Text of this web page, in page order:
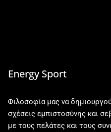
Energy Sport
Φιλοσοφία μας να
σχέσεις εμπιστοσύνης και
με τους πελάτες και τους